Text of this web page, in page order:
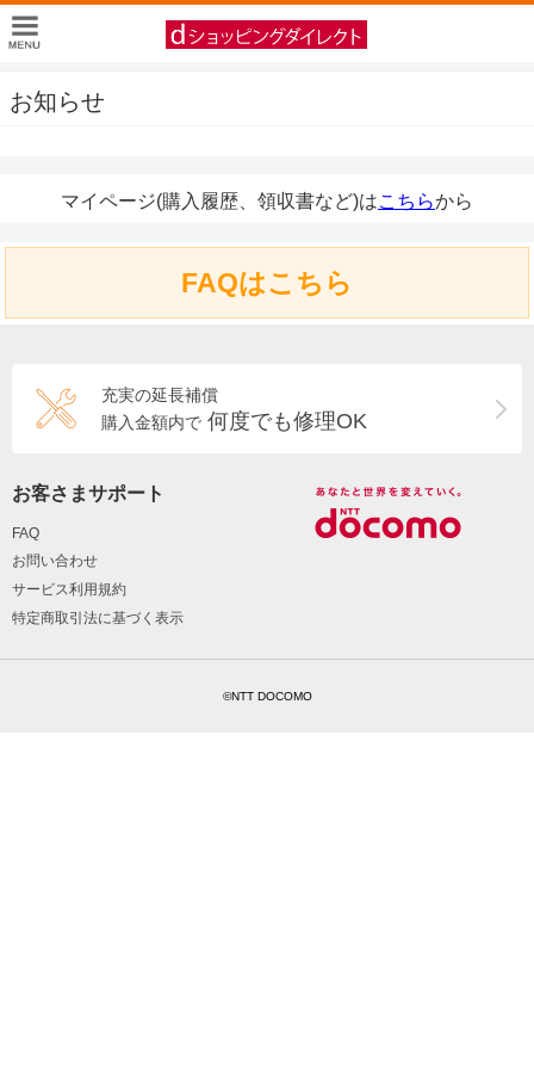
お知らせ
マイページ(購入履歴、領収書など)はこちらから
FAQはこちら
充実の延長補償
購入金額内で 何度でも修理OK
お客さまサポート
FAQ
お問い合わせ
サービス利用規約
特定商取引法に基づく表示
©NTT DOCOMO